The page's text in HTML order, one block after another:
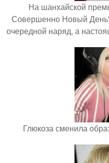
На шанхайской
Совершенно Новый
очередной наряд, а
Глюкоза сменила